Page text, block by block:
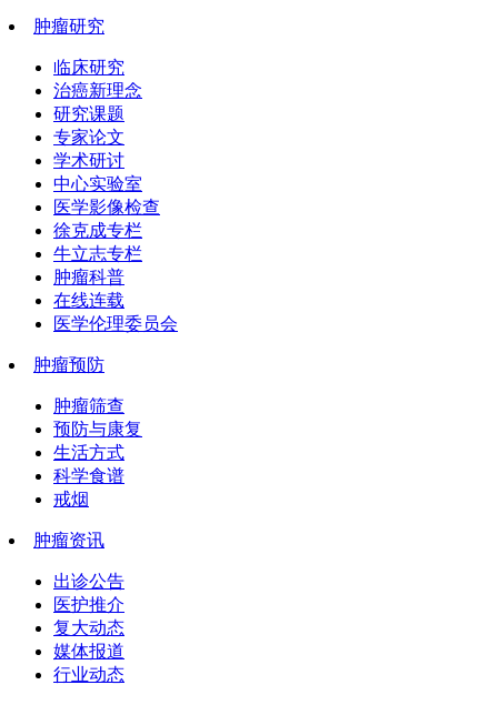
肿瘤研究
临床研究
治癌新理念
研究课题
专家论文
学术研讨
中心实验室
医学影像检查
徐克成专栏
牛立志专栏
肿瘤科普
在线连载
医学伦理委员会
肿瘤预防
肿瘤筛查
预防与康复
生活方式
科学食谱
戒烟
肿瘤资讯
出诊公告
医护推介
复大动态
媒体报道
行业动态